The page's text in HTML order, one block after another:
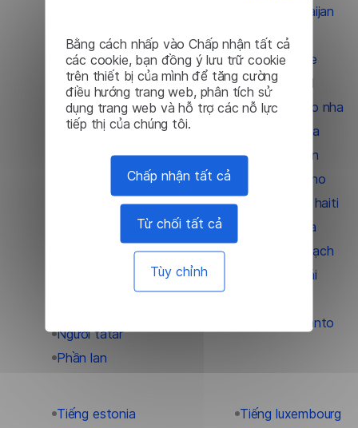
Bằng cách nhấp vào Chấp nhận tất cả
các cookie, bạn đồng ý lưu trữ cookie
trên thiết bị của mình để tăng cường
điều hướng trang web, phân tích sử
dụng trang web và hỗ trợ các nỗ lực
tiếp thị của chúng tôi.
Chấp nhận tất cả
Từ chối tất cả
Tùy chỉnh
Người ai-len
Người armenia
Người belarus
Người bosnia
Người duy ngô nhĩ
Người gruzia
Người hawaii
Người tatar
Phần lan
Tiếng azerbaijan
Tiếng ba tư
Tiếng basque
Tiếng bengal
Tiếng bồ đào nha
Tiếng bulgaria
Tiếng catalan
Tiếng cebuano
Tiếng creole haiti
Tiếng croatia
Tiếng đan mạch
Tiếng do thái
Tiếng esperanto
Tiếng estonia
Tiếng luxembourg